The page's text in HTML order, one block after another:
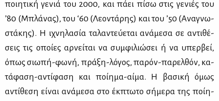
ποι­η­τι­κή γε­νιά του 2000, και πά­ει πί­σω στις γε­νιές του
’80 (Μπλά­νας), του ‘60 (Λε­ο­ντά­ρης) και του ’50 (Ανα­γνω­
στά­κης). Η ιχνη­λα­σία τα­λα­ντεύ­ε­ται ανά­με­σα σε αντι­θέ­
σεις τις οποί­ες αρ­νεί­ται να συμ­φι­λιώ­σει ή να υπερ­βεί,
όπως σιω­πή-φω­νή, πρά­ξη-λό­γος, πα­ρόν-πα­ρελ­θόν, κα­
τά­φα­ση-αντί­φα­ση και ποί­η­μα-αί­μα. Η βα­σι­κή όμως
αντί­θε­ση εί­ναι ανά­με­σα στο έκ­πτω­το σή­με­ρα της ποί­η­